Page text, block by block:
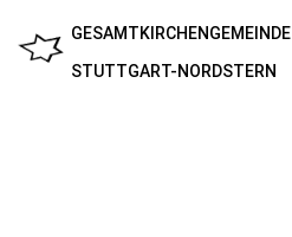
GESAMTKIRCHENGEMEINDE
STUTTGART-NORDSTERN